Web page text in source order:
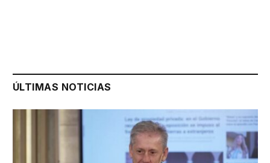
ÚLTIMAS NOTICIAS